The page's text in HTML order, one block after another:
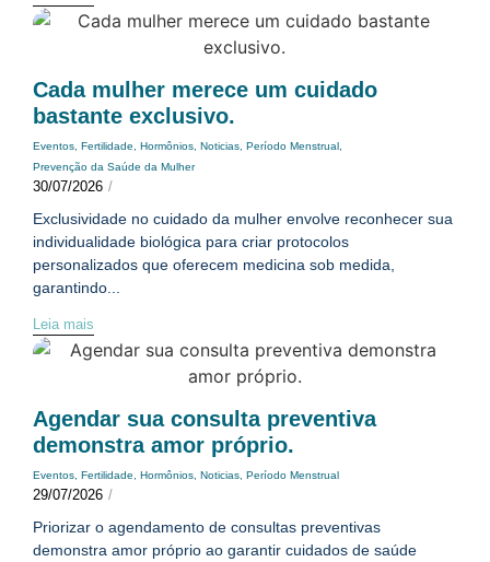
Cada mulher merece um cuidado
bastante exclusivo.
Eventos Fertilidade Hormônios Noticias Período Menstrual
Prevenção da Saúde da Mulher
30/07/2026 /
Exclusividade no cuidado da mulher envolve reconhecer sua
individualidade biológica para criar protocolos
personalizados que oferecem medicina sob medida,
garantindo...
Leia mais
Agendar sua consulta preventiva
demonstra amor próprio.
Eventos Fertilidade Hormônios Noticias Período Menstrual
29/07/2026 /
Priorizar o agendamento de consultas preventivas
demonstra amor próprio ao garantir cuidados de saúde